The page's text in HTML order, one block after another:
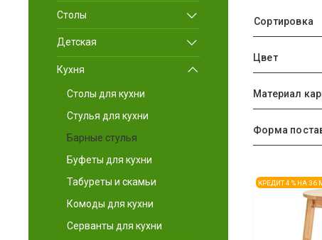
Сортировка
Цвет
Материал
Форма
КРЕДИТ 4 % НА 36
Столы
Детская
Кухня
Столы для кухни
Стулья для кухни
Барные стулья
Буфеты для кухни
Табуреты и скамьи
Комоды для кухни
Серванты для кухни